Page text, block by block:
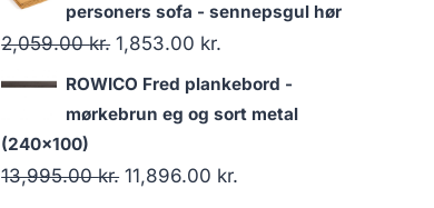
personers sofa - sennepsgul hør
2,059.00kr. 1,853.00 kr.
ROWICO Fred plankebord -
mørkebrun eg og sort metal
(240x100)
13,995.00kr. 11,896.00 kr.